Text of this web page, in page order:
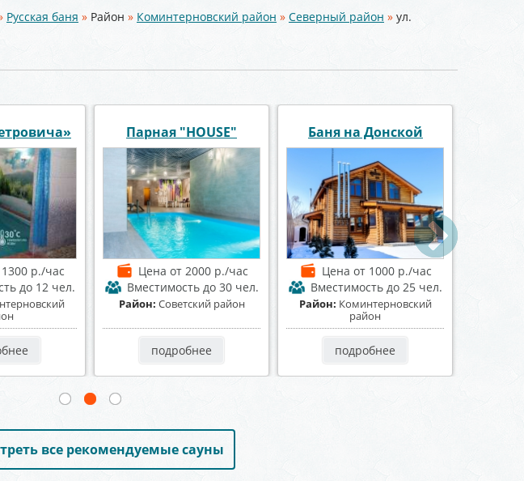
Русская баня » Район » Коминтерновский район » Северный район » ул.
р./час
до 25 чел.
Сауна и баня Апельсин
Цена от 1500 р./час
Вместимость до 20 чел.
Район:Коминтерновский
подробнее
Сауна «Александрия»
Цена от 1500 р./час
Вместимость до 15 чел.
Район:Ленинский район
подробнее
все рекомендуемые сауны